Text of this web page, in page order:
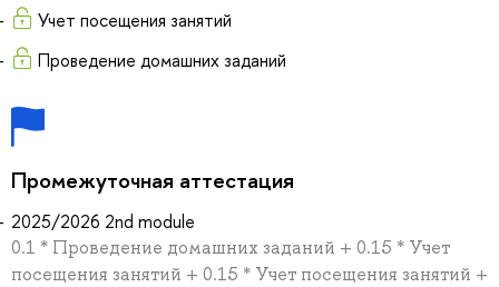
Учет посещения занятий
Проведение домашних заданий
Промежуточная аттестация
2025/2026 2nd module
0.1 * Проведение домашних заданий + 0.15 * Учет
посещения занятий + 0.15 * Учет посещения занятий +